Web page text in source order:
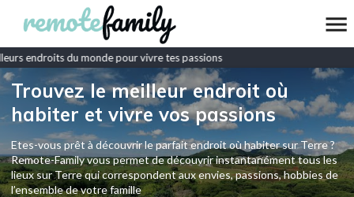
endroits du monde pour vivre tes passions
Trouvez le meilleur endroit où
habiter et vivre vos passions
Etes-vous prêt à découvrir le parfait endroit où habiter sur Terre ?
Remote-Family vous permet de découvrir instantanément tous les
lieux sur Terre qui correspondent aux envies, passions, hobbies de
l’ensemble de votre famille